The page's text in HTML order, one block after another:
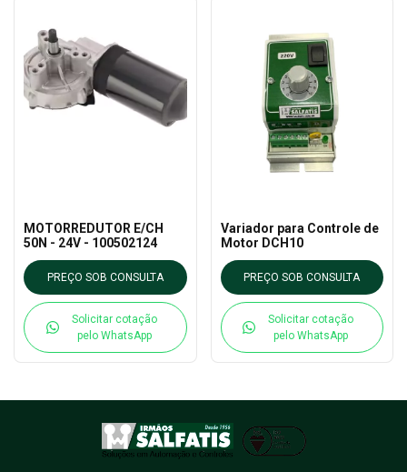
MOTORREDUTOR E/CH
50N - 24V - 100502124
PREÇO SOB CONSULTA
Solicitar cotação
pelo WhatsApp
Variador para Controle de
Motor DCH10
PREÇO SOB CONSULTA
Solicitar cotação
pelo WhatsApp